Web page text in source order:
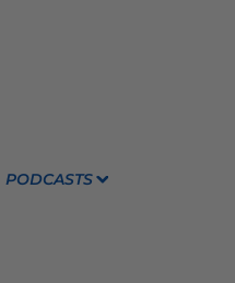
PODCASTS